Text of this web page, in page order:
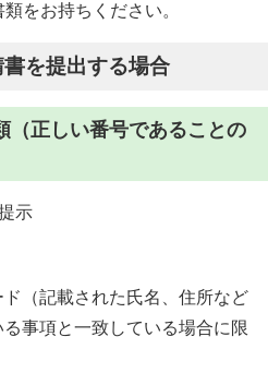
をお持ちください。
を提出する場合
（正しい番号であることの
示
（記載された氏名、住所など
事項と一致している場合に限